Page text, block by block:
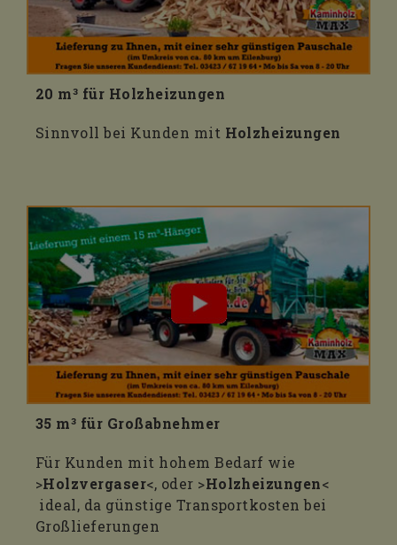
20 m³ für Holzheizungen
Sinnvoll bei Kunden mit Holzheizungen
35 m³ für Großabnehmer
Für Kunden mit hohem Bedarf wie
>Holzvergaser<, oder >Holzheizungen<
ideal, da günstige Transportkosten bei
Großlieferungen